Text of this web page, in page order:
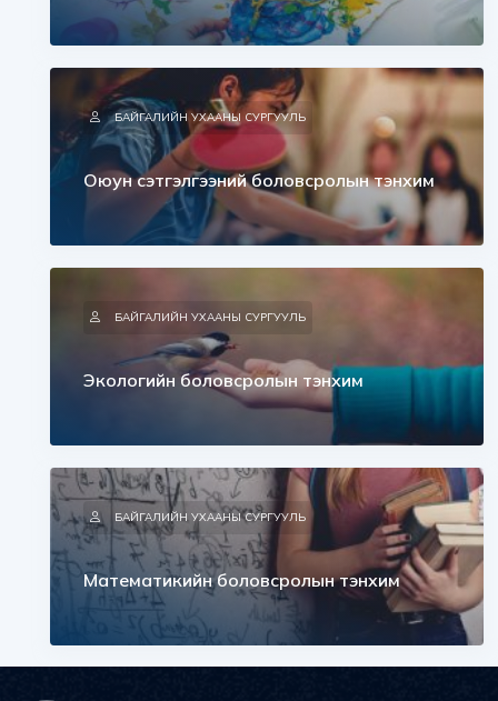
БАЙГАЛИЙН УХААНЫ СУРГУУЛЬ
Оюун сэтгэлгээний боловсролын тэнхим
БАЙГАЛИЙН УХААНЫ СУРГУУЛЬ
Экологийн боловсролын тэнхим
БАЙГАЛИЙН УХААНЫ СУРГУУЛЬ
Математикийн боловсролын тэнхим